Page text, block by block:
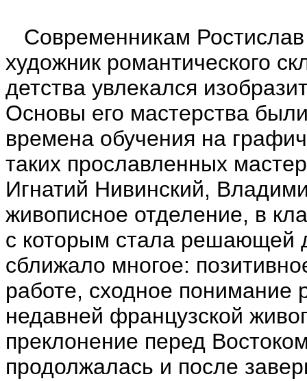
Современникам Ростислав
художник романтического
детства увлекался
Основы его мастерства
времена обучения на
таких прославленных
Игнатий Нивинский,
живописное отделение, в
с которым стала решающей
сближало многое:
работе, сходное понимание
недавней французской
преклонение перед
продолжалась и после